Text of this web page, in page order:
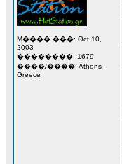
M���� ���: Oct 10,
2003
��������: 1679
����/����: Athens -
Greece